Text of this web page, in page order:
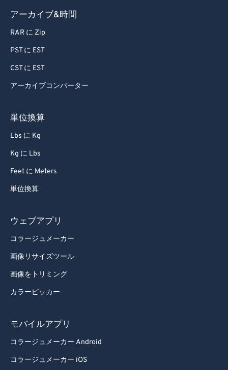
アーカイブ&時間
RAR に Zip
PST に EST
CST に EST
アーカイブコンバーター
単位換算
Lbs に Kg
Kg に Lbs
Feet に Meters
単位換算
ウェブアプリ
コラージュメーカー
画像リサイズツール
画像をトリミング
カラーピッカー
モバイルアプリ
コラージュメーカー Android
コラージュメーカー iOS